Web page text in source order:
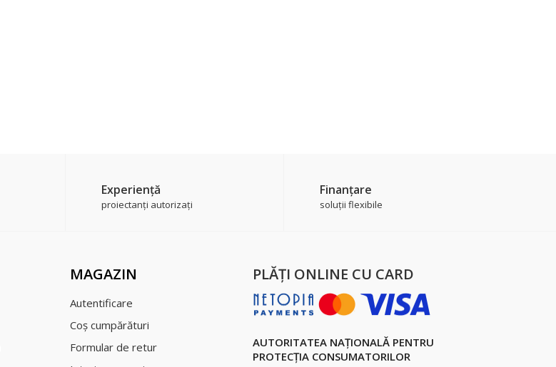
Experienţă
proiectanți autorizați
Finanțare
soluții flexibile
MAGAZIN
Autentificare
Coş cumpărături
Formular de retur
PLĂŢI ONLINE CU CARD
AUTORITATEA NAȚIONALĂ PENTRU
PROTECȚIA CONSUMATORILOR